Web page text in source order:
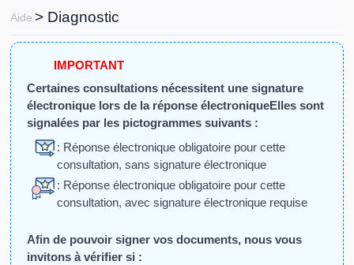
Aide > Diagnostic
IMPORTANT
Certaines consultations nécessitent une signature
électronique lors de la réponse électroniqueElles sont
signalées par les pictogrammes suivants :
: Réponse électronique obligatoire pour cette
consultation, sans signature électronique
: Réponse électronique obligatoire pour cette
consultation, avec signature électronique requise
Afin de pouvoir signer vos documents, nous vous
invitons à vérifier si :